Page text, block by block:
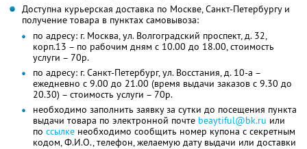
Доступна курьерская доставка по Москве, Санкт-Петербургу и
получение товара в пунктах самовывоза:
по адресу: г. Москва, ул. Волгоградский проспект, д. 32,
корп.13 – по рабочим дням с 10.00 до 18.00, стоимость
услуги – 70р.
по адресу: г. Санкт-Петербург, ул. Восстания, д. 10-а –
ежедневно с 9.00 до 21.00 (время выдачи заказов с 9.30 до
20.30) – стоимость услуги – 70р.
необходимо заполнить заявку за сутки до посещения пункта
выдачи товара по электронной почте beaytiful@bk.ru или
по ссылке необходимо сообщить номер купона с секретным
кодом, Ф.И.О., телефон, желаемую дату выдачи или доставки